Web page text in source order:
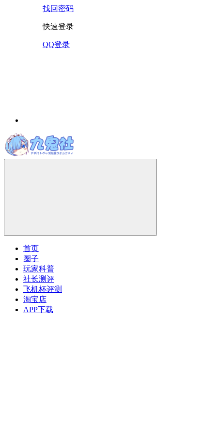
找回密码
快速登录
QQ登录
首页
圈子
玩家科普
社长测评
飞机杯评测
淘宝店
APP下载